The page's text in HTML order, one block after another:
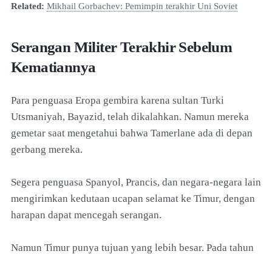
Related: Mikhail Gorbachev: Pemimpin terakhir Uni Soviet
Serangan Militer Terakhir Sebelum
Kematiannya
Para penguasa Eropa gembira karena sultan Turki
Utsmaniyah, Bayazid, telah dikalahkan. Namun mereka
gemetar saat mengetahui bahwa Tamerlane ada di depan
gerbang mereka.
Segera penguasa Spanyol, Prancis, dan negara-negara lain
mengirimkan kedutaan ucapan selamat ke Timur, dengan
harapan dapat mencegah serangan.
Namun Timur punya tujuan yang lebih besar. Pada tahun